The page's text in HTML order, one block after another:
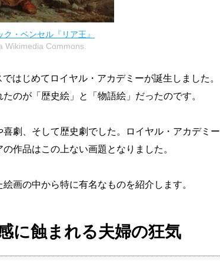
・ベンセル『リア王』
Wikimedia Commons.
はじめてロイヤル・アカデミーが誕生しました。
のが「歴史絵」と「物語絵」だったのです。
劇、そして歴史劇でした。ロイヤル・アカデミー
作品はこの上ない画題となりました。
画の中から特に有名なものを紹介します。
に蝕まれる夫婦の狂気